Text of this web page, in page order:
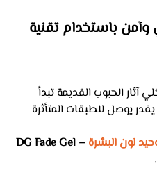
وآمن باستخدام تقنية
آثار الحبوب القديمة تبدأ
يوصل للطبقات المتأثرة
لون البشرة
– DG Fade Gel